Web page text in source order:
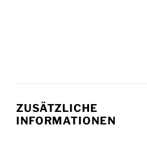
ZUSÄTZLICHE
INFORMATIONEN